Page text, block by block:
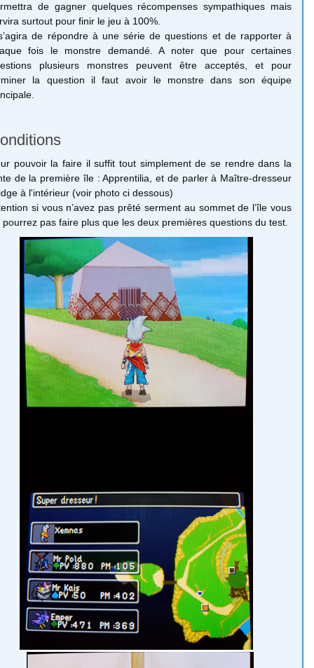
de gagner quelques récompenses sympathiques mais
surtout pour finir le jeu à 100%.
de répondre à une série de questions et de rapporter à
fois le monstre demandé. A noter que pour certaines
plusieurs monstres peuvent être acceptés, et pour
la question il faut avoir le monstre dans son équipe
pouvoir la faire il suffit tout simplement de se rendre dans la
de la première île : Apprentilia, et de parler à Maître-dresseur
à l'intérieur (voir photo ci dessous)
si vous n’avez pas prêté serment au sommet de l’île vous
pourrez pas faire plus que les deux premières questions du test.